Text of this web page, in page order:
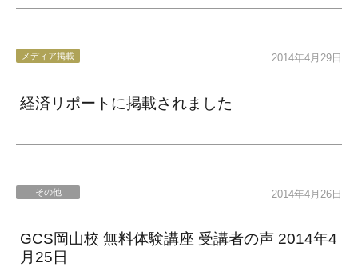
メディア掲載 2014年4月29日
経済リポートに掲載されました
その他 2014年4月26日
GCS岡山校 無料体験講座 受講者の声 2014年4
月25日